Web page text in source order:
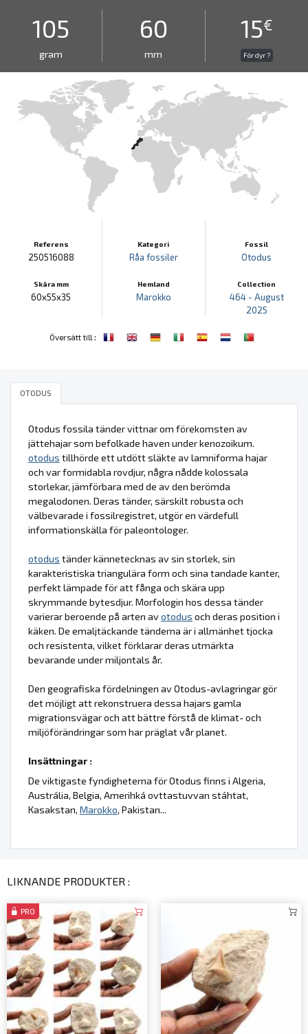
105
gram
60
mm
15€
För dyr ?
Referens
250516088
Skära mm
60x55x35
Kategori
Råa fossiler
Hemland
Marokko
Fossil
Otodus
Collection
464 - August
2025
Översätt till :
OTODUS
Otodus fossila tänder vittnar om förekomsten av
jättehajar som befolkade haven under kenozoikum.
otodus tillhörde ett utdött släkte av lamniforma hajar
och var formidabla rovdjur, några nådde kolossala
storlekar, jämförbara med de av den berömda
megalodonen. Deras tänder, särskilt robusta och
välbevarade i fossilregistret, utgör en värdefull
informationskälla för paleontologer.
otodus tänder kännetecknas av sin storlek, sin
karakteristiska triangulära form och sina tandade kanter,
perfekt lämpade för att fånga och skära upp
skrymmande bytesdjur. Morfologin hos dessa tänder
varierar beroende på arten avotodus och deras position i
käken. De emaljtäckande tänderna är i allmänhet tjocka
och resistenta, vilket förklarar deras utmärkta
bevarande under miljontals år.
Den geografiska fördelningen av Otodus-avlagringar gör
det möjligt att rekonstruera dessa hajars gamla
migrationsvägar och att bättre förstå de klimat- och
miljöförändringar som har präglat vår planet.
Insättningar :
De viktigaste fyndigheterna för Otodus finns i Algeria,
Austrália, Belgia, Amerihká ovttastuvvan stáhtat,
Kasakstan, Marokko, Pakistan...
LIKNANDE PRODUKTER :
PRO